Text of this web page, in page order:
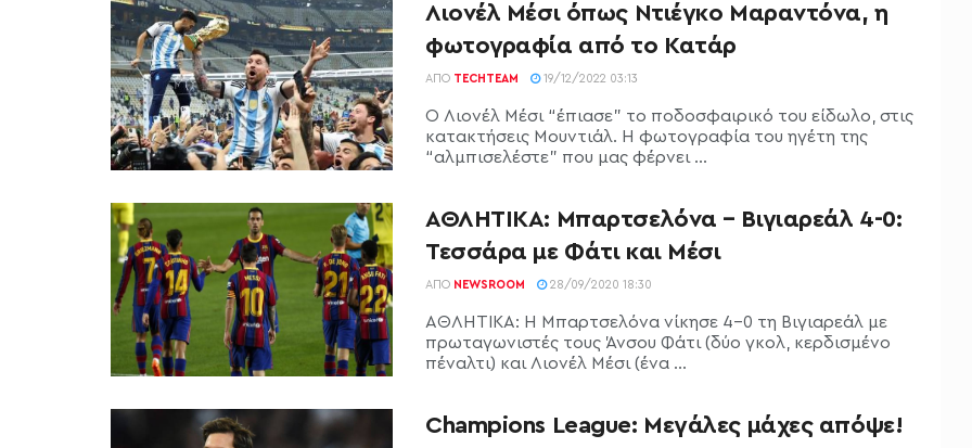
Λιονέλ Μέσι όπως Ντιέγκο Μαραντόνα, η
φωτογραφία από το Κατάρ
ΑΠΌ TECHTEAM 19/12/2022 03:13
Ο Λιονέλ Μέσι “έπιασε” το ποδοσφαιρικό του είδωλο, στις
κατακτήσεις Μουντιάλ. Η φωτογραφία του ηγέτη της
“αλμπισελέστε” που μας φέρνει ...
ΑΘΛΗΤΙΚΑ: Μπαρτσελόνα – Βιγιαρεάλ 4-0:
Τεσσάρα με Φάτι και Μέσι
ΑΠΌ NEWSROOM 28/09/2020 18:30
ΑΘΛΗΤΙΚΑ: Η Μπαρτσελόνα νίκησε 4-0 τη Βιγιαρεάλ με
πρωταγωνιστές τους Άνσου Φάτι (δύο γκολ, κερδισμένο
πέναλτι) και Λιονέλ Μέσι (ένα ...
Champions League: Μεγάλες μάχες απόψε!